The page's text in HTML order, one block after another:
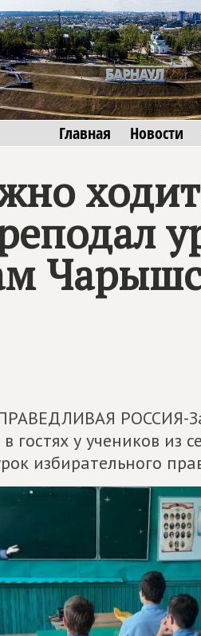
Главная Новости
РОССИЯ-
гостях у учеников из
избирательного